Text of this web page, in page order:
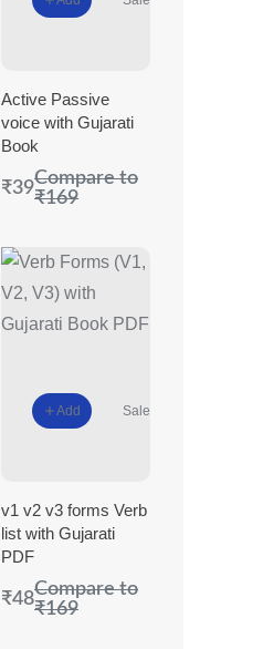
Active Passive
voice with Gujarati
Book
₹39Compare to
₹169
Add Sale
v1 v2 v3 forms Verb
list with Gujarati
PDF
₹48Compare to
₹169